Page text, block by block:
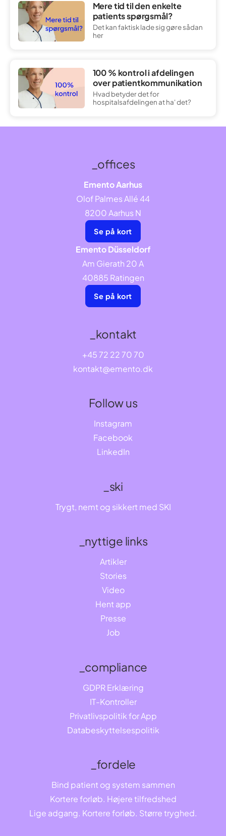
Mere tid til den enkelte
patients spørgsmål?
Det kan faktisk lade sig gøre sådan
her
100 % kontrol i afdelingen
over patientkommunikation
Hvad betyder det for
hospitalsafdelingen at ha' det?
_compliance
GDPR Erklæring
IT-Kontroller
Privatlivspolitik for App
Databeskyttelsespolitik
_fordele
Bind patient og system sammen
Kortere forløb. Højere tilfredshed
Lige adgang. Kortere forløb. Større tryghed.
_ski
Trygt, nemt og sikkert med SKI
_nyttige links
Artikler
Stories
Video
Hent app
Presse
Job
_kontakt
+45 72 22 70 70
kontakt@emento.dk
Follow us
Instagram
Facebook
LinkedIn
_offices
Emento Aarhus
Olof Palmes Allé 44
8200 Aarhus N
Se på kort
Emento Düsseldorf
Am Gierath 20 A
40885 Ratingen
Se på kort